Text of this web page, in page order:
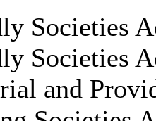
Societies
Societies
and